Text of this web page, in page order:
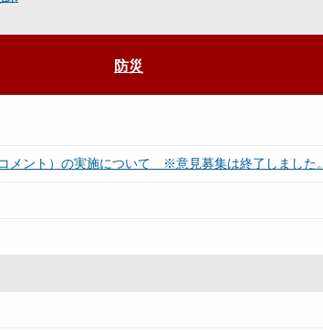
防災
メント）の実施について ※意見募集は終了しました。